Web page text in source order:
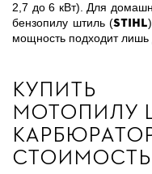
2,7 до 6 кВт). Для
бензопилу штиль (Stihl
мощность подходит лишь
Купить
мотопилу